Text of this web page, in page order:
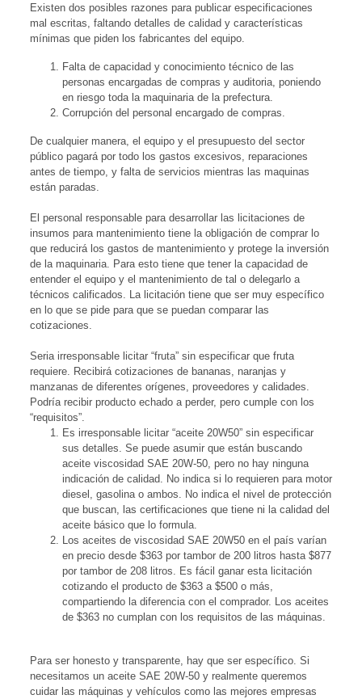
Existen dos posibles razones para publicar especificaciones
mal escritas, faltando detalles de calidad y características
mínimas que piden los fabricantes del equipo.
Falta de capacidad y conocimiento técnico de las
personas encargadas de compras y auditoria, poniendo
en riesgo toda la maquinaria de la prefectura.
Corrupción del personal encargado de compras.
De cualquier manera, el equipo y el presupuesto del sector
público pagará por todo los gastos excesivos, reparaciones
antes de tiempo, y falta de servicios mientras las maquinas
están paradas.
El personal responsable para desarrollar las licitaciones de
insumos para mantenimiento tiene la obligación de comprar lo
que reducirá los gastos de mantenimiento y protege la inversión
de la maquinaria. Para esto tiene que tener la capacidad de
entender el equipo y el mantenimiento de tal o delegarlo a
técnicos calificados. La licitación tiene que ser muy específico
en lo que se pide para que se puedan comparar las
cotizaciones.
Seria irresponsable licitar “fruta” sin especificar que fruta
requiere. Recibirá cotizaciones de bananas, naranjas y
manzanas de diferentes orígenes, proveedores y calidades.
Podría recibir producto echado a perder, pero cumple con los
“requisitos”.
Es irresponsable licitar “aceite 20W50” sin especificar
sus detalles. Se puede asumir que están buscando
aceite viscosidad SAE 20W-50, pero no hay ninguna
indicación de calidad. No indica si lo requieren para motor
diesel, gasolina o ambos. No indica el nivel de protección
que buscan, las certificaciones que tiene ni la calidad del
aceite básico que lo formula.
Los aceites de viscosidad SAE 20W50 en el país varían
en precio desde $363 por tambor de 200 litros hasta $877
por tambor de 208 litros. Es fácil ganar esta licitación
cotizando el producto de $363 a $500 o más,
compartiendo la diferencia con el comprador. Los aceites
de $363 no cumplan con los requisitos de las máquinas.
Para ser honesto y transparente, hay que ser específico. Si
necesitamos un aceite SAE 20W-50 y realmente queremos
cuidar las máquinas y vehículos como las mejores empresas